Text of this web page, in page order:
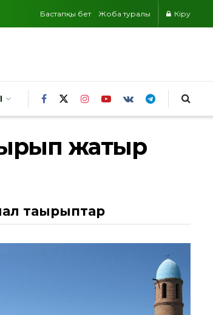
Бастапқы бет Жоба туралы Кіру
жатыр
тақырыптар